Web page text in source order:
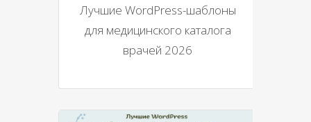
Лучшие WordPress-шаблоны
для медицинского каталога
врачей 2026